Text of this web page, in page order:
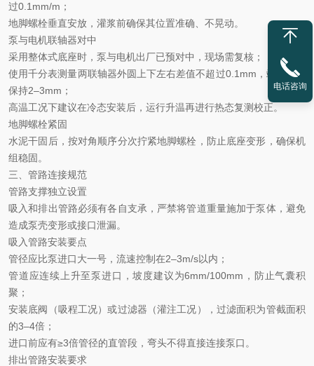
过0.1mm/m；
地脚螺栓垂直安放，灌浆前确保其位置准确、不晃动。
泵与电机联轴器对中
采用整体式底座时，泵与电机出厂已预对中，现场需复核；
使用千分表测量两联轴器外圆上下左右差值不超过0.1mm，端面间隙
保持2–3mm；
高温工况下建议在冷态安装后，运行升温再进行热态复测校正。
地脚螺栓紧固
水泥干固后，按对角顺序分次拧紧地脚螺栓，防止底座变形，确保机
组稳固。
三、管路连接规范
管路支撑独立设置
吸入和排出管路必须有各自支承，严禁将管道重量施加于泵体，避免
造成泵壳变形或接口泄漏。
吸入管路安装要点
管径应比泵进口大一号，流速控制在2–3m/s以内；
管道应连续上升至泵进口，坡度建议为6mm/100mm，防止气囊积
聚；
安装底阀（吸程工况）或过滤器（灌注工况），过滤面积为管截面积
的3–4倍；
进口前应有≥3倍管径的直管段，弯头不得直接连接泵口。
排出管路安装要求
电话咨询